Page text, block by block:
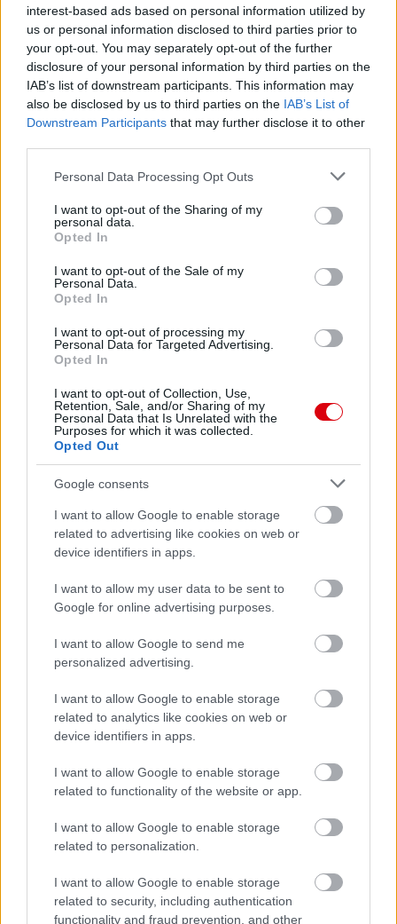
interest-based ads based on personal information utilized by
us or personal information disclosed to third parties prior to
your opt-out. You may separately opt-out of the further
disclosure of your personal information by third parties on the
IAB’s list of downstream participants. This information may
also be disclosed by us to third parties on the IAB’s List of
Downstream Participants that may further disclose it to other
Please note that this website/app uses one or more Google
not limited to your visit or usage behaviour. You may click to
grant or deny consent to Google and its third-party tags to
use your data for below specified purposes in below Google
consent section.
Personal Data Processing Opt Outs
I want to opt-out of the Sharing of my
personal data.
Opted In
I want to opt-out of the Sale of my
Personal Data.
Opted In
I want to opt-out of processing my
Personal Data for Targeted Advertising.
Opted In
I want to opt-out of Collection, Use,
Retention, Sale, and/or Sharing of my
Personal Data that Is Unrelated with the
Purposes for which it was collected.
Opted Out
Google consents
I want to allow Google to enable storage
related to advertising like cookies on web or
device identifiers in apps.
I want to allow my user data to be sent to
Google for online advertising purposes.
I want to allow Google to send me
personalized advertising.
I want to allow Google to enable storage
related to analytics like cookies on web or
device identifiers in apps.
I want to allow Google to enable storage
related to functionality of the website or app.
I want to allow Google to enable storage
related to personalization.
I want to allow Google to enable storage
related to security, including authentication
functionality and fraud prevention, and other
Meccs Center
Paris Saint-Germainvs
Manchester United
Nya Ullevi, Göteborg
2026-08-08 17:00
Manchester United 2026-08-15 18:00
ELŐZŐ MÉRKŐZÉSEK